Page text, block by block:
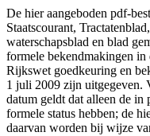
De hier aangeboden pdf-
Staatscourant,
waterschapsblad en blad
formele bekendmakingen
Rijkswet goedkeuring en
1 juli 2009 zijn uitgegeven.
datum geldt dat alleen de in
formele status hebben; de
daarvan worden bij wijze